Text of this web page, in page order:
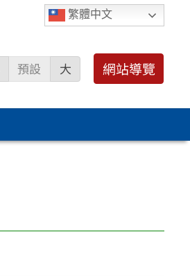
繁體中文
預設 大 網站導覽